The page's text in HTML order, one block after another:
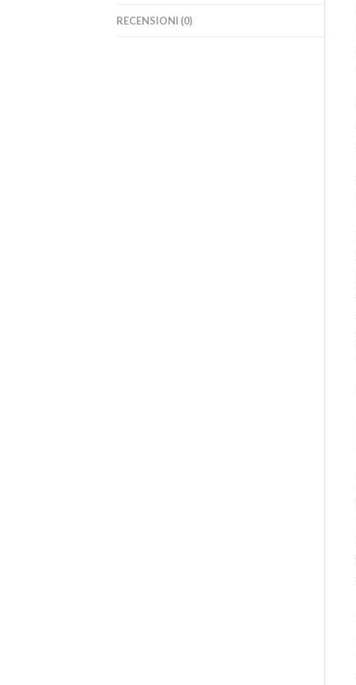
RECENSIONI (0)